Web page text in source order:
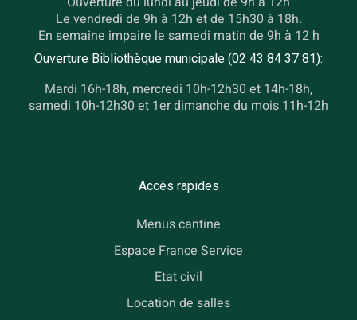
Le vendredi de 9h à 12h et de 15h30 à 18h.
En semaine impaire le samedi matin de 9h à 12 h
Ouverture Bibliothèque municipale (02 43 84 37 81):
Mardi 16h-18h, mercredi 10h-12h30 et 14h-18h,
samedi 10h-12h30 et 1er dimanche du mois 11h-12h
Accès rapides
Menus cantine
Espace France Service
Etat civil
Location de salles